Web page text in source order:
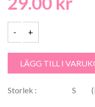
Siri 100% Akryl ,
LÄGG TILL I
Storlek : S